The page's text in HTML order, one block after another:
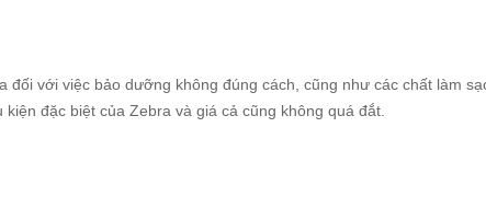
đối với việc bảo dưỡng không đúng cách, cũng như các chất làm
đặc biệt của Zebra và giá cả cũng không quá đắt.